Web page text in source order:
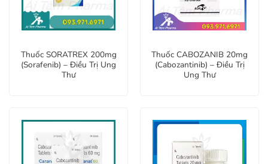
Thuốc SORATREX 200mg
(Sorafenib) – Điều Trị Ung
Thư
Thuốc CABOZANIB 20mg
(Cabozantinib) – Điều Trị
Ung Thư